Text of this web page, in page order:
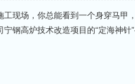
现场，你总能看到一个身穿马甲
宁钢高炉技术改造项目的“定海神